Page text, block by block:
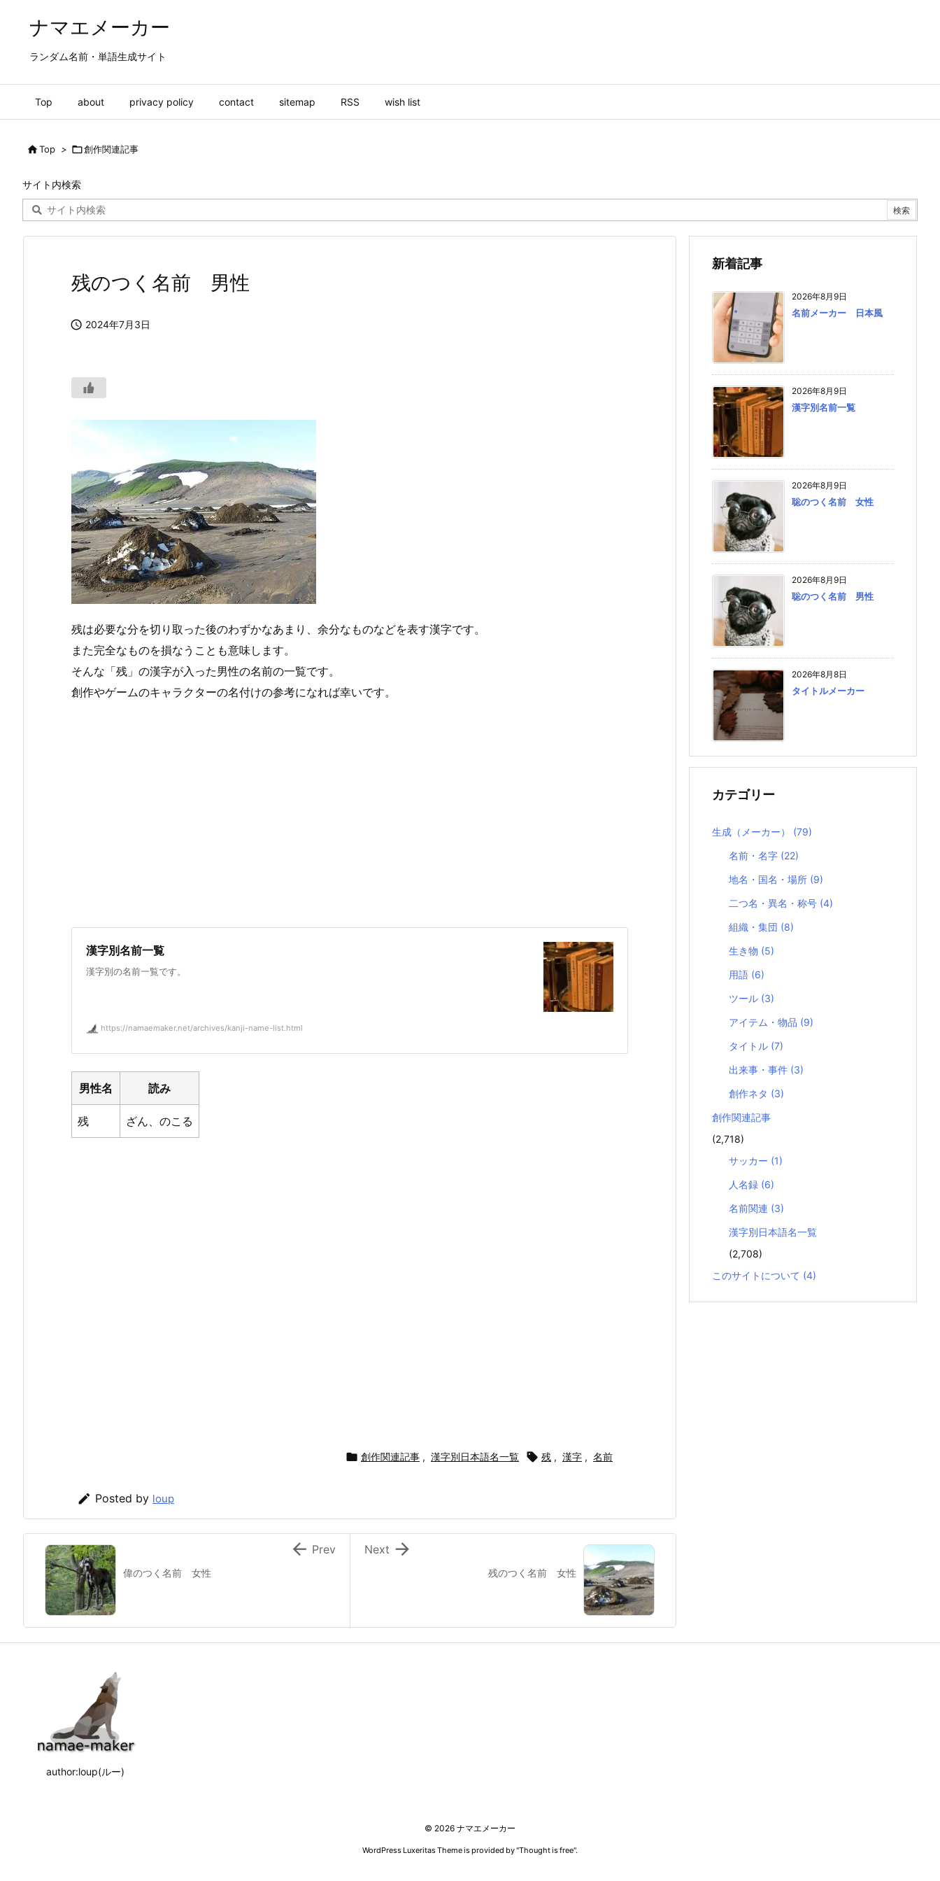
ナマエメーカー
ランダム名前・単語生成サイト
Top about privacy policy contact sitemap RSS wish list
Top > 創作関連記事
サイト内検索
残のつく名前 男性
 2024年7月3日
残は必要な分を切り取った後のわずかなあまり、余分なものなどを表す漢字です。
また完全なものを損なうことも意味します。
そんな「残」の漢字が入った男性の名前の一覧です。
創作やゲームのキャラクターの名付けの参考になれば幸いです。
漢字別名前一覧
漢字別の名前一覧です。
https://namaemaker.net/archives/kanji-name-list.html
男性名 読み
残 ざん、のこる
 創作関連記事 , 漢字別日本語名一覧  残 , 漢字 , 名前
 Posted by loup
残のつく名前 女性

Next
偉のつく名前 女性
 Prev
新着記事
2026年8月9日
名前メーカー 日本風
2026年8月9日
漢字別名前一覧
2026年8月9日
聡のつく名前 女性
2026年8月9日
聡のつく名前 男性
2026年8月8日
タイトルメーカー
カテゴリー
生成（メーカー） (79)
名前・名字 (22)
地名・国名・場所 (9)
二つ名・異名・称号 (4)
組織・集団 (8)
生き物 (5)
用語 (6)
ツール (3)
アイテム・物品 (9)
タイトル (7)
出来事・事件 (3)
創作ネタ (3)
創作関連記事
(2,718)
サッカー (1)
人名録 (6)
名前関連 (3)
漢字別日本語名一覧
(2,708)
このサイトについて (4)
author:loup(ルー)
© 2026 ナマエメーカー
WordPress Luxeritas Theme is provided by "Thought is free".